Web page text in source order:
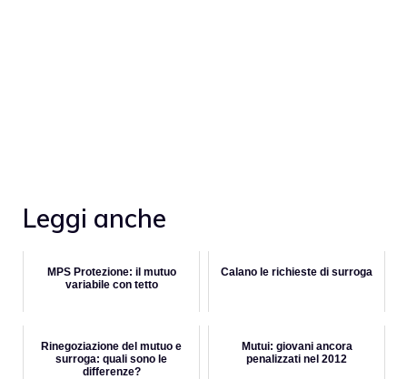
Leggi anche
MPS Protezione: il mutuo
variabile con tetto
Calano le richieste di surroga
Rinegoziazione del mutuo e
surroga: quali sono le
differenze?
Mutui: giovani ancora
penalizzati nel 2012